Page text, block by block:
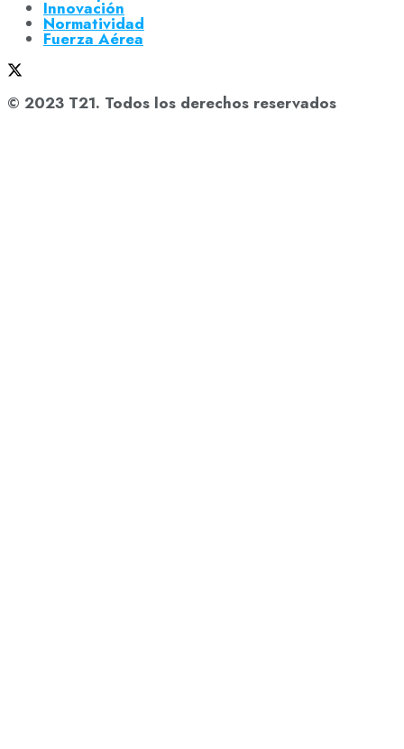
Innovación
Normatividad
Fuerza Aérea
© 2023 T21. Todos los derechos reservados